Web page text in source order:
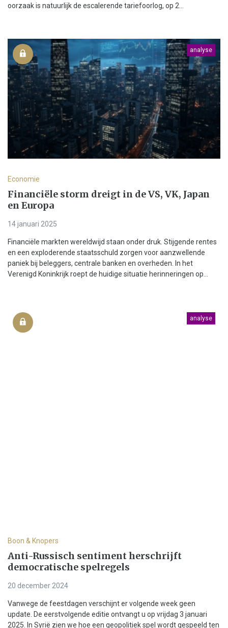
oorzaak is natuurlijk de escalerende tariefoorlog, op 2...
analyse
Economie
Financiële storm dreigt in de VS, VK, Japan
en Europa
14 januari 2025
Financiële markten wereldwijd staan onder druk. Stijgende rentes
en een exploderende staatsschuld zorgen voor aanzwellende
paniek bij beleggers, centrale banken en overheden. In het
Verenigd Koninkrijk roept de huidige situatie herinneringen op...
analyse
Boon & Knopers
Anti-Russisch sentiment herschrijft
democratische spelregels
20 december 2024
Vanwege de feestdagen verschijnt er volgende week geen
update. De eerstvolgende editie ontvangt u op vrijdag 3 januari
2025. In Syrië zien we hoe een geopolitiek spel wordt gespeeld ten